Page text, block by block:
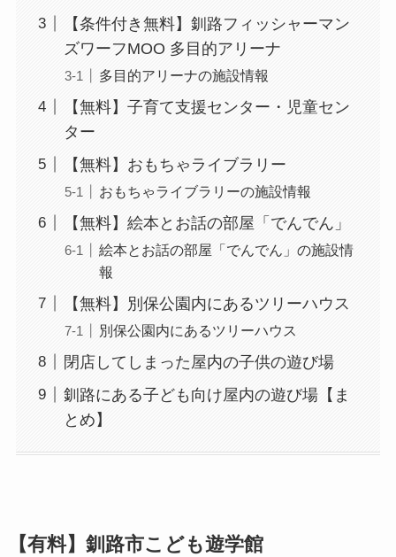
【条件付き無料】釧路フィッシャーマン
ズワーフMOO 多目的アリーナ
多目的アリーナの施設情報
【無料】子育て支援センター・児童セン
ター
【無料】おもちゃライブラリー
おもちゃライブラリーの施設情報
【無料】絵本とお話の部屋「でんでん」
絵本とお話の部屋「でんでん」の施設情
報
【無料】別保公園内にあるツリーハウス
別保公園内にあるツリーハウス
閉店してしまった屋内の子供の遊び場
釧路にある子ども向け屋内の遊び場【ま
とめ】
【有料】釧路市こども遊学館